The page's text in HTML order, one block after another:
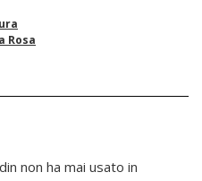
Rosa
non ha mai usato in